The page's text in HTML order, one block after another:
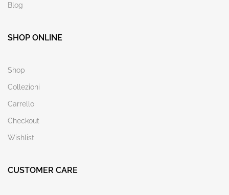
Blog
SHOP ONLINE
Shop
Collezioni
Carrello
Checkout
Wishlist
CUSTOMER CARE